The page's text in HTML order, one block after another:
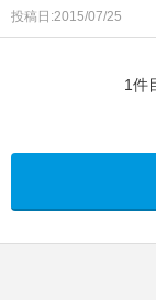
投稿日:2015/07/25
1件